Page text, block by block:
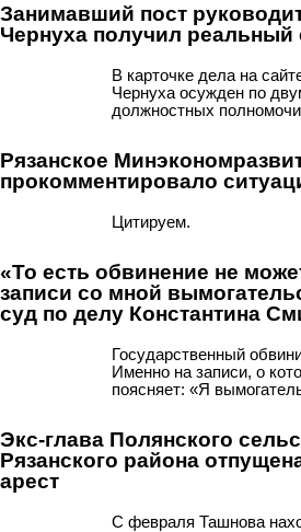
Занимавший пост
Чернуха получил реальный
В карточке дела на
Чернуха осужден по
должностных
Рязанское
прокомментировало
Цитируем.
«То есть обвинение не
записи со мной
суд по делу Константина
Государственный
Именно на записи, о
поясняет: «Я
Экс-глава Полянского
Рязанского района
арест
С февраля Ташнова